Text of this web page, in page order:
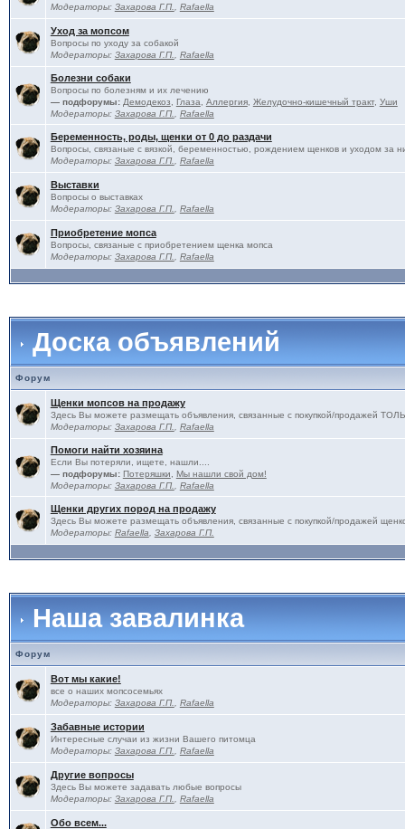
Модераторы: Захарова Г.П. Rafaella
Уход за мопсом
Вопросы по уходу за собакой
Модераторы: Захарова Г.П. Rafaella
Болезни собаки
Вопросы по болезням и их лечению
— подфорумы: Демодекоз Глаза Аллергия, Желудочно-кишечный тракт, Уши
Модераторы: Захарова Г.П. Rafaella
Беременность, роды, щенки от 0 до раздачи
Вопросы, связаные с вязкой, беременностью, рождением щенков и уходом за
Модераторы: Захарова Г.П. Rafaella
Выставки
Вопросы о выставках
Модераторы: Захарова Г.П. Rafaella
Приобретение мопса
Вопросы, связаные с приобретением щенка мопса
Модераторы: Захарова Г.П. Rafaella
Доска объявлений
Форум
Щенки мопсов на продажу
Здесь Вы можете размещать объявления, связанные с покупкой/продажей
Модераторы: Захарова Г.П. Rafaella
Помоги найти хозяина
Если Вы потеряли, ищете, нашли....
— подфорумы: Потеряшки
Мы нашли свой дом!
Модераторы: Захарова Г.П. Rafaella
Щенки других пород на продажу
Здесь Вы можете размещать объявления, связанные с покупкой/продажей
Модераторы: Rafaella Захарова Г.П.
Наша завалинка
Форум
Вот мы какие!
все о наших мопсосемьях
Модераторы: Захарова Г.П. Rafaella
Забавные истории
Интересные случаи из жизни Вашего питомца
Модераторы: Захарова Г.П. Rafaella
Другие вопросы
Здесь Вы можете задавать любые вопросы
Модераторы: Захарова Г.П. Rafaella
Обо всем...